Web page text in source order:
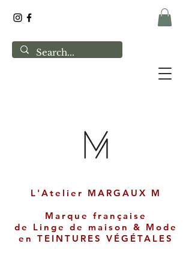
L'Atelier MARGAUX M
Marque française
de Linge de maison & Mode
en TEINTURES VÉGÉTALES